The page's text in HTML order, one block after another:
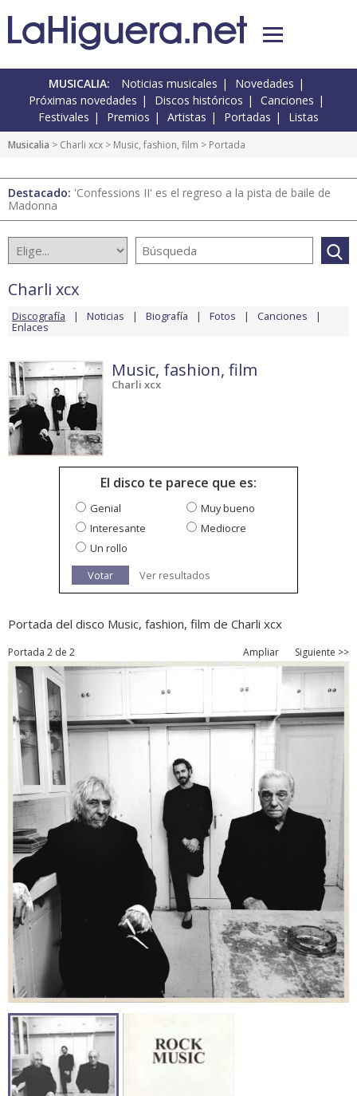
MUSICALIA: Noticias musicales
Novedades
Próximas novedades
Discos históricos
Canciones
Festivales
Premios Artistas Portadas Listas
Musicalia > Charli xcx > Music, fashion, film > Portada
Destacado: 'Confessions II' es el regreso a la pista de baile de
Madonna
Charli xcx
Discografía Noticias Biografía Fotos Canciones
Enlaces
Music, fashion, film
Charli xcx
El disco te parece que es:
Genial
Muy bueno
Interesante
Mediocre
Un rollo
Votar
Ver resultados
Portada del disco Music, fashion, film de Charli xcx
Portada 2 de 2 Ampliar Siguiente >>